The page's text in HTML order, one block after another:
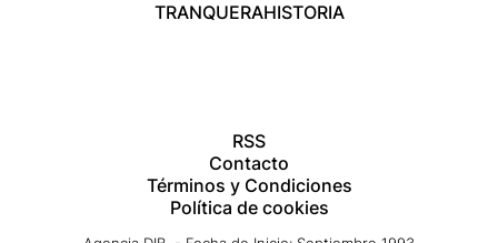
TRANQUERAHISTORIA
RSS
Contacto
Términos y Condiciones
Política de cookies